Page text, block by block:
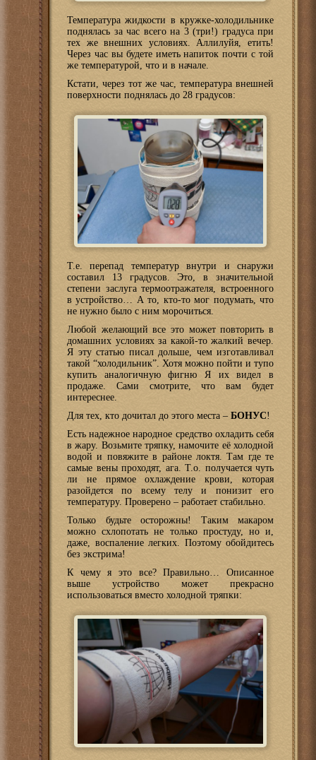
Температура жидкости в кружке-холодильнике
поднялась за час всего на 3 (три!) градуса при
тех же внешних условиях. Аллилуйя, етить!
Через час вы будете иметь напиток почти с той
же температурой, что и в начале.
Кстати, через тот же час, температура внешней
поверхности поднялась до 28 градусов:
Т.е. перепад температур внутри и снаружи
составил 13 градусов. Это, в значительной
степени заслуга термоотражателя, встроенного
в устройство… А то, кто-то мог подумать, что
не нужно было с ним морочиться.
Любой желающий все это может повторить в
домашних условиях за какой-то жалкий вечер.
Я эту статью писал дольше, чем изготавливал
такой “холодильник”. Хотя можно пойти и тупо
купить аналогичную фигню Я их видел в
продаже. Сами смотрите, что вам будет
интереснее.
Для тех, кто дочитал до этого места – БОНУС!
Есть надежное народное средство охладить себя
в жару. Возьмите тряпку, намочите её холодной
водой и повяжите в районе локтя. Там где те
самые вены проходят, ага. Т.о. получается чуть
ли не прямое охлаждение крови, которая
разойдется по всему телу и понизит его
температуру. Проверено – работает стабильно.
Только будьте осторожны! Таким макаром
можно схлопотать не только простуду, но и,
даже, воспаление легких. Поэтому обойдитесь
без экстрима!
К чему я это все? Правильно… Описанное
выше устройство может прекрасно
использоваться вместо холодной тряпки: